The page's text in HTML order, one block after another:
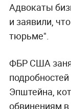
Адвокаты
и заявили,
тюрьме".
ФБР США
Эпштейна,
обвинениям